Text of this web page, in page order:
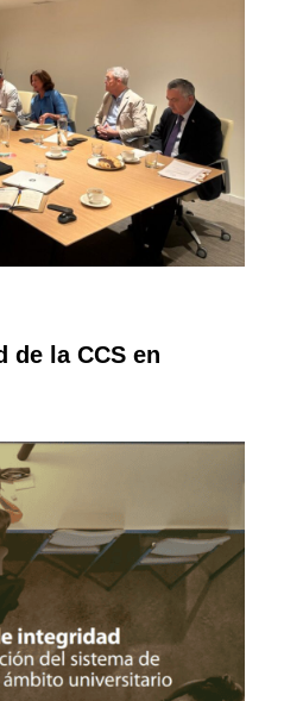
de la CCS en